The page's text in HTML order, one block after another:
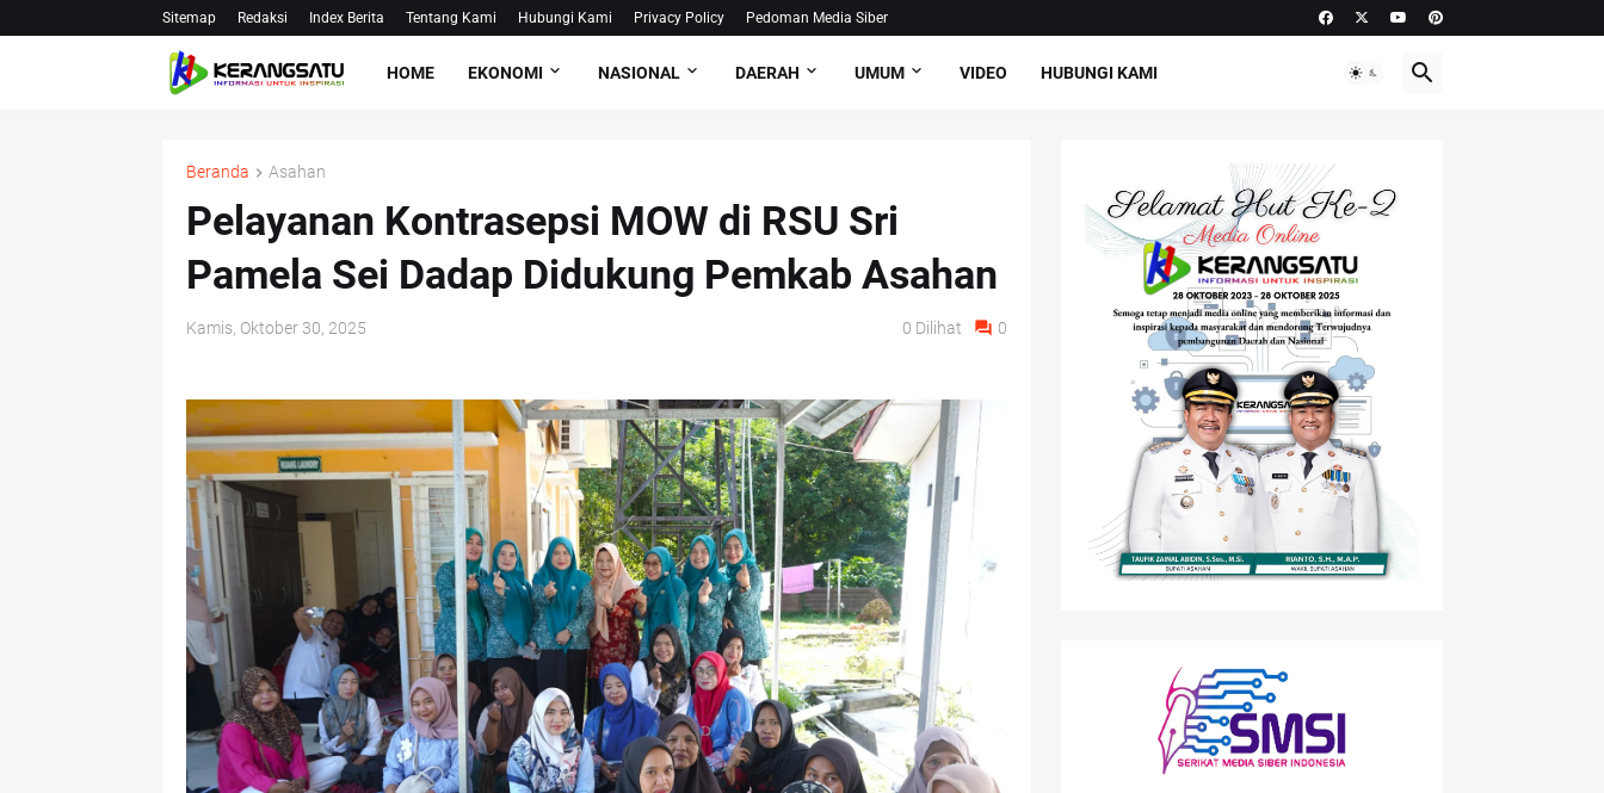
Sitemap Redaksi Index Berita Tentang Kami Hubungi Kami Privacy Policy Pedoman Media Siber
HOME EKONOMI NASIONAL DAERAH UMUM VIDEO HUBUNGI KAMI
Beranda Asahan
Pelayanan Kontrasepsi MOW di RSU Sri
Pamela Sei Dadap Didukung Pemkab Asahan
Kamis, Oktober 30, 2025 0 Dilihat 0